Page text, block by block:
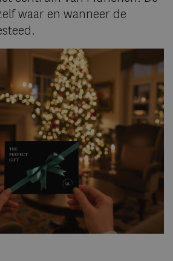
waar en wanneer de